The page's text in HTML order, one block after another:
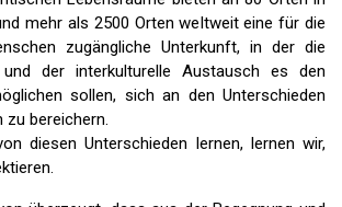
mehr als 2500 Orten weltweit eine für die
zugängliche Unterkunft, in der die
und der interkulturelle Austausch es den
sollen, sich an den Unterschieden
zu bereichern.
diesen Unterschieden lernen, lernen wir,